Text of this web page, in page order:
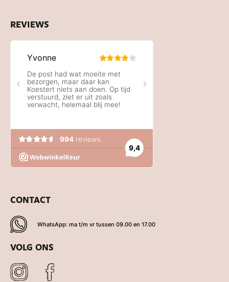
REVIEWS
CONTACT
WhatsApp: ma t/m vr tussen 09.00 en 17.00
VOLG ONS